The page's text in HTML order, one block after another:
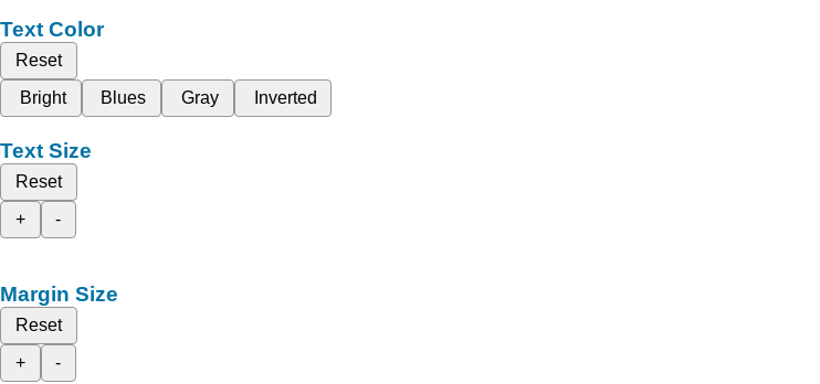
Text Color
Reset
Bright
Blues Gray Inverted
Text Size
Reset
+
-
Margin Size
Reset
+
-